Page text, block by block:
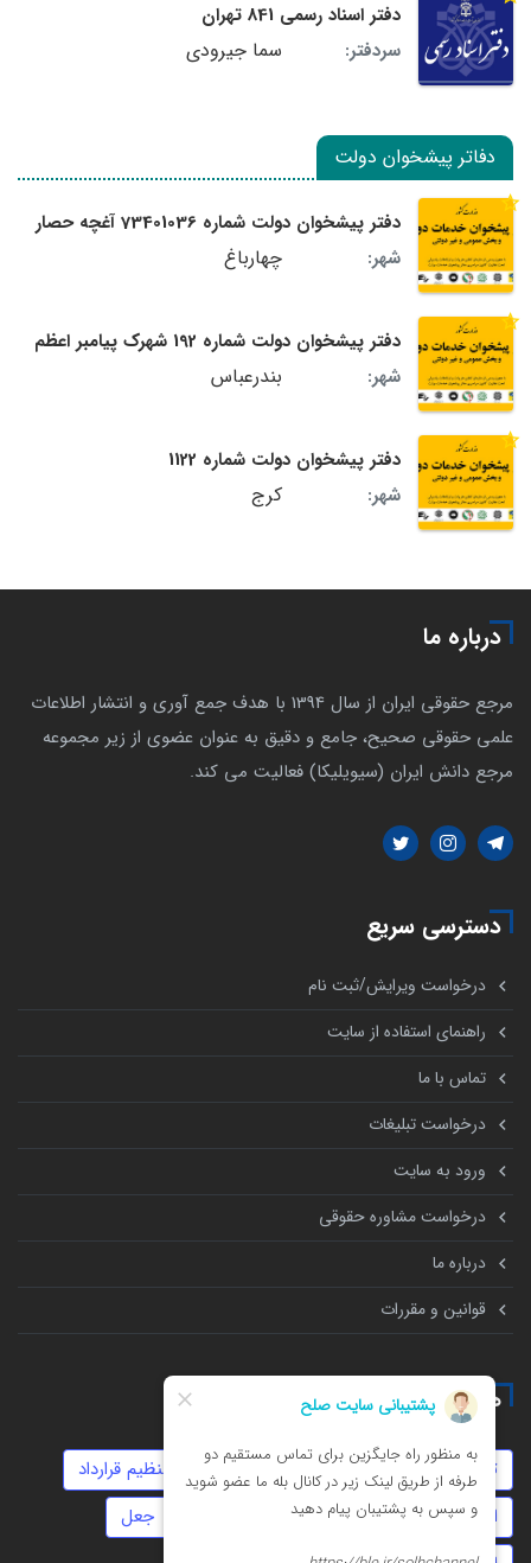
دفتر اسناد رسمی 841 تهران
سردفتر:
سما جیرودی
دفاتر پیشخوان دولت
دفتر پیشخوان دولت شماره 73401036 آغچه حصار
شهر:
چهارباغ
دفتر پیشخوان دولت شماره 192 شهرک پیامبر اعظم
شهر:
بندرعباس
دفتر پیشخوان دولت شماره 1122
شهر:
کرج
درباره ما
مرجع حقوقی ایران از سال 1394 با هدف جمع آوری و انتشار اطلاعات
علمی حقوقی صحیح، جامع و دقیق به عنوان عضوی از زیر مجموعه
مرجع دانش ایران (سیویلیکا) فعالیت می کند.
دسترسی سریع
درخواست ویرایش/ثبت نام
راهنمای استفاده از سایت
تماس با ما
درخواست تبلیغات
ورود به سایت
درخواست مشاوره حقوقی
درباره ما
قوانین و مقررات
همه چیز درباره
توهین دیه سفته حضانت
تنظیم قرارداد
امور مالیاتی
ارث موجر و مستاجر
جعل